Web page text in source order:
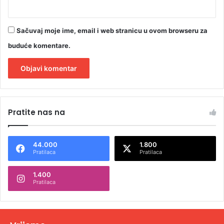
Sačuvaj moje ime, email i web stranicu u ovom browseru za
buduće komentare.
t
n
t
v
Pratite nas na
44.000
Pratilaca
1.800
Pratilaca
1.400
Pratilaca